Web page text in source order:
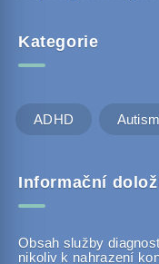
Kategorie
ADHD
Informační
Obsah služby
nikoliv k nahrazení